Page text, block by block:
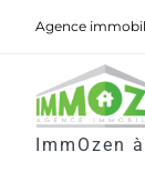
Agence
ImmOzen